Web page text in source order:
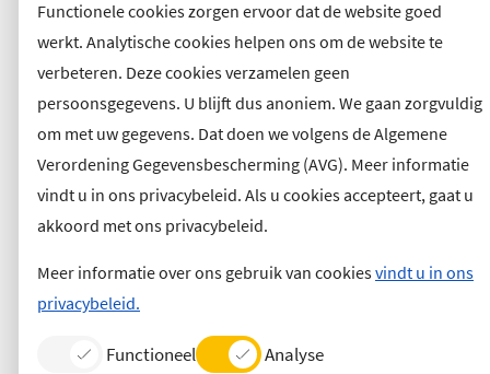
Functionele cookies zorgen ervoor dat de website goed
werkt. Analytische cookies helpen ons om de website te
verbeteren. Deze cookies verzamelen geen
persoonsgegevens. U blijft dus anoniem. We gaan zorgvuldig
om met uw gegevens. Dat doen we volgens de Algemene
Verordening Gegevensbescherming (AVG). Meer informatie
vindt u in ons privacybeleid. Als u cookies accepteert, gaat u
akkoord met ons privacybeleid.
Meer informatie over ons gebruik van cookiesvindt u in ons
privacybeleid.
Functioneel Analyse